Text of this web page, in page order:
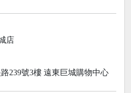
店
239號3樓 遠東巨城購物中心